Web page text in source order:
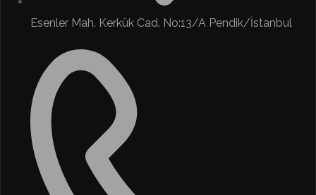
Esenler Mah. Kerkük Cad. No:13/A Pendik/İstanbul